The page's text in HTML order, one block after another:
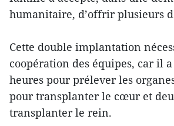
humanitaire, d’offrir plusieurs
Cette double implantation
coopération des équipes, car il
heures pour prélever les
pour transplanter le cœur et
transplanter le rein.